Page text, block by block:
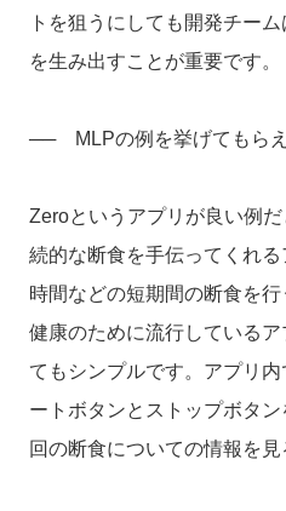
トを狙うにしても開発チー
を生み出すことが重要です。
── MLPの例を挙げてもら
Zeroというアプリが良い例
続的な断食を手伝ってくれ
時間などの短期間の断食を
健康のために流行している
てもシンプルです。アプリ
ートボタンとストップボタ
回の断食についての情報を見